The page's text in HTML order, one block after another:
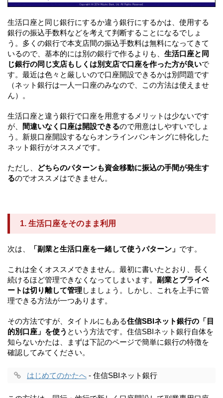
生活口座と同じ銀行にするか違う銀行にするかは、使用する
銀行の振込手数料などを考えて判断することになるでしょ
う。多くの銀行で本支店間の振込手数料は無料になってきて
いるので、基本的には別の銀行で作るよりも、 生活口座と同
じ銀行の同じ支店もしくは別支店で口座を作った方が良いで
す。最近は色々と厳しいので口座開設できるかは別問題です
（ネット銀行は一人一口座のみなので、この方法は使えませ
ん）。
生活口座と違う銀行で口座を用意するメリットは少ないです
が、
間違いなく口座は開設できるので用意はしやすいでしょ
う。新規口座開設するならオンラインバンキングに特化した
ネット銀行がオススメです。
ただし、
どちらのパターンも資金移動に振込の手間が発生す
るのでオススメはできません。
1. 生活口座をそのまま利用
次は、 「副業と生活口座を一緒して使うパターン」 です。
これは全くオススメできません。最初に書いたとおり、長く
続けるほど管理できなくなってしまいます。 副業とプライベ
ートは切り離して管理しましょう。しかし、これを上手に管
理できる方法が一つあります。
その方法ですが、タイトルにもある住信SBIネット銀行の「目
的別口座」を使う という方法です。住信SBIネット銀行自体を
知らないかたは、まずは下記のページで簡単に銀行の特徴を
確認してみてください。
はじめてのかたへ - 住信SBIネット銀行